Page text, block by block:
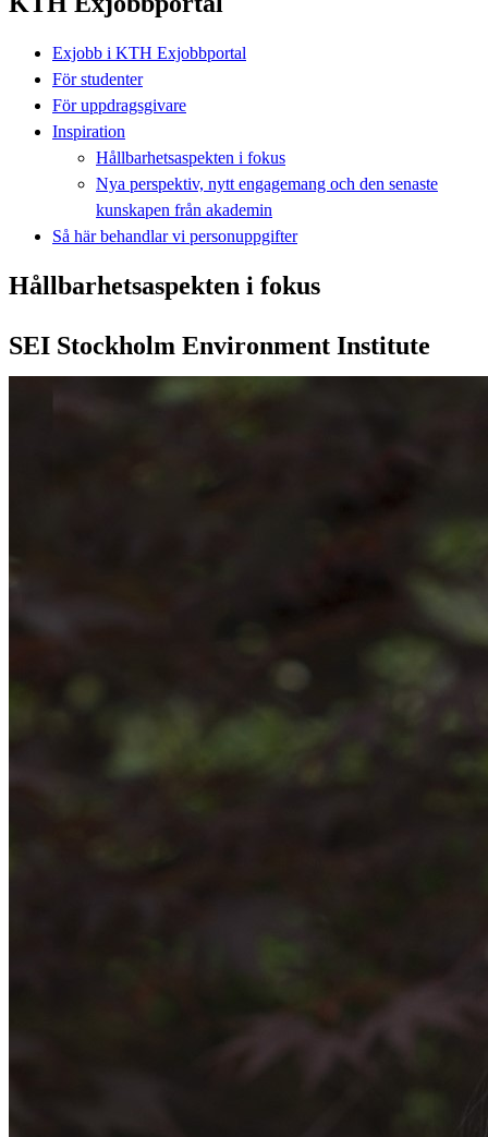
Exjobb i KTH Exjobbportal
För studenter
För uppdragsgivare
Inspiration
Hållbarhetsaspekten i fokus
Nya perspektiv, nytt engagemang och den senaste
kunskapen från akademin
Så här behandlar vi personuppgifter
Hållbarhetsaspekten i fokus
SEI Stockholm Environment Institute